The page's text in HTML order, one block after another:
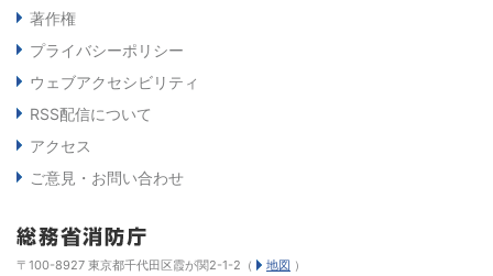
著作権
プライバシーポリシー
ウェブアクセシビリティ
RSS配信について
アクセス
ご意見・お問い合わせ
〒100-8927 東京都千代田区霞が関2-1-2（ 地図 ）